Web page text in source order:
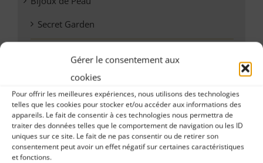
Gérer le consentement aux
cookies
Pour offrir les meilleures expériences, nous utilisons des technologies
telles que les cookies pour stocker et/ou accéder aux informations des
appareils. Le fait de consentir à ces technologies nous permettra de
traiter des données telles que le comportement de navigation ou les ID
uniques sur ce site. Le fait de ne pas consentir ou de retirer son
consentement peut avoir un effet négatif sur certaines caractéristiques
et fonctions.
Secret Garden
Coffrets Mariage
Eyeliner Set
The Ritz Collection
Cristal Bra